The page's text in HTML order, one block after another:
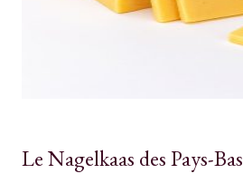
Le Nagelkaas des Pays-Bas